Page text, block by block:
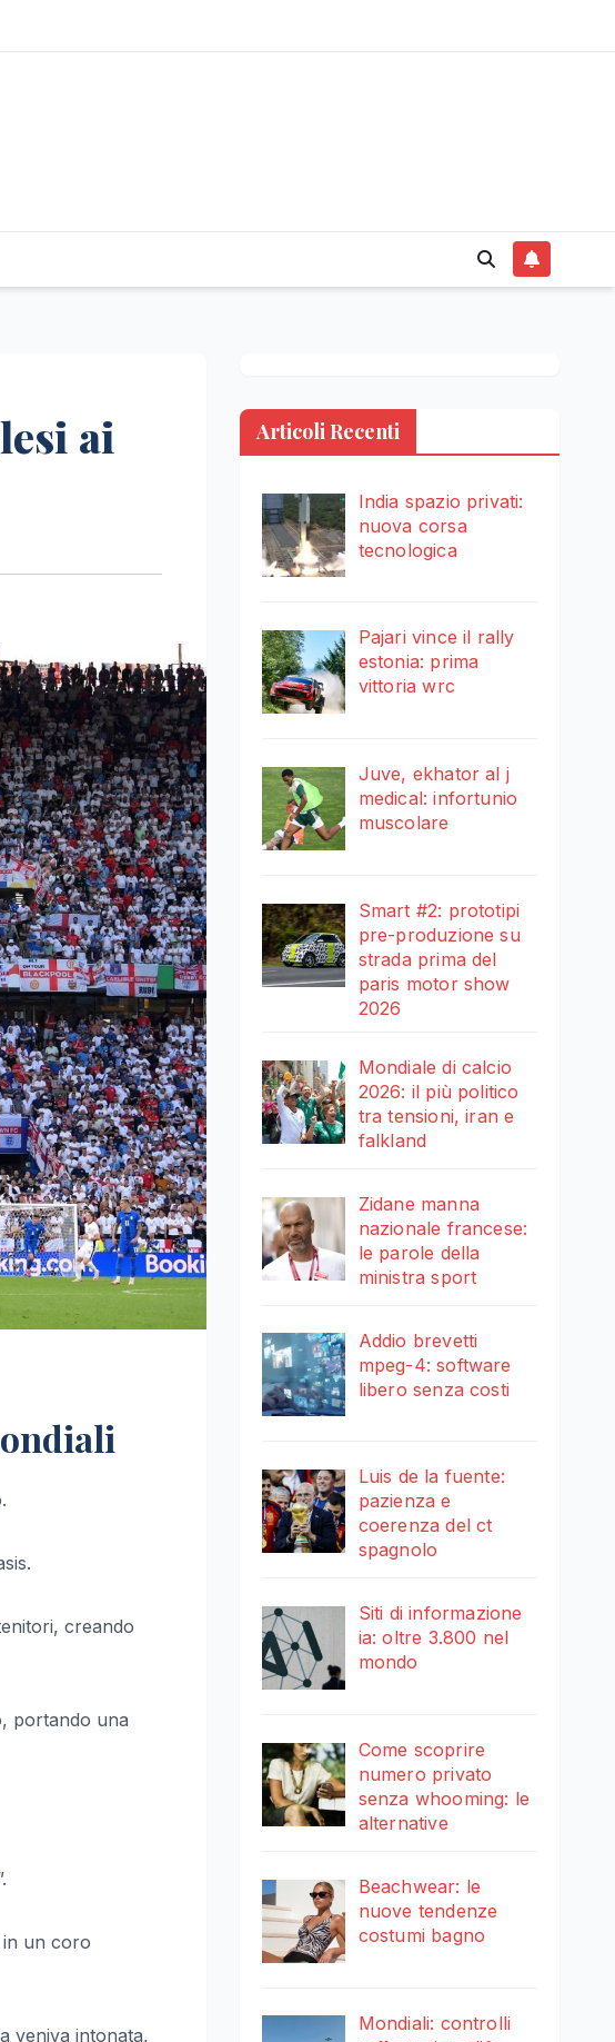
ai
creando
portando una
in un coro
veniva intonata,
Articoli Recenti
India spazio privati:
nuova corsa
tecnologica
Pajari vince il rally
estonia: prima
vittoria wrc
Juve, ekhator al j
medical: infortunio
muscolare
Smart #2: prototipi
pre-produzione su
strada prima del
paris motor show
2026
Mondiale di calcio
2026: il più politico
tra tensioni, iran e
falkland
Zidane manna
nazionale francese:
le parole della
ministra sport
Addio brevetti
mpeg-4: software
libero senza costi
Luis de la fuente:
pazienza e
coerenza del ct
spagnolo
Siti di informazione
ia: oltre 3.800 nel
mondo
Come scoprire
numero privato
senza whooming: le
alternative
Beachwear: le
nuove tendenze
costumi bagno
Mondiali: controlli